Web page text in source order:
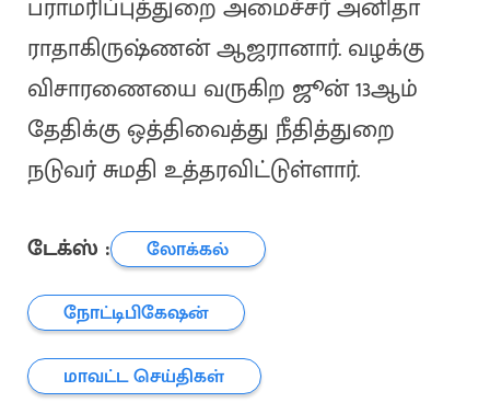
பராமரிப்புத்துறை அமைச்சர் அனிதா
ராதாகிருஷ்ணன் ஆஜரானார். வழக்கு
விசாரணையை வருகிற ஜூன் 13ஆம்
தேதிக்கு ஒத்திவைத்து நீதித்துறை
நடுவர் சுமதி உத்தரவிட்டுள்ளார்.
டேக்ஸ் :
லோக்கல்
நோட்டிபிகேஷன்
மாவட்ட செய்திகள்